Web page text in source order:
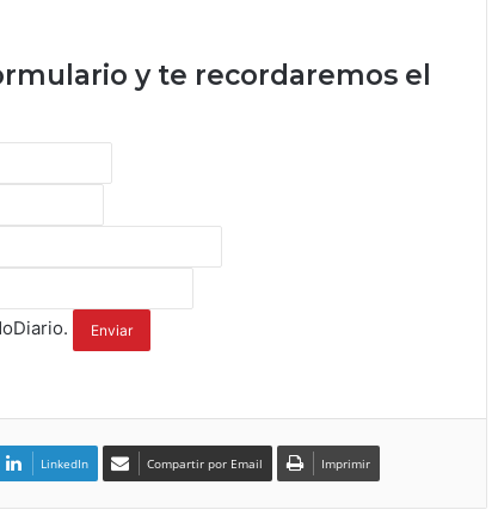
y te recordaremos el
LinkedIn Compartir por Email Imprimir